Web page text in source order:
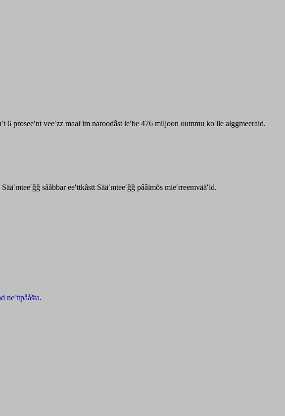
6 proseeʹnt veeʹzz maaiʹlm naroodâst leʹbe 476 miljoon oummu koʹlle alggmeeraid.
sååbbar eeʹttkâstt Sääʹmteeʹǧǧ pââimõs mieʹrreemvääʹld.
neʹttpååšta.